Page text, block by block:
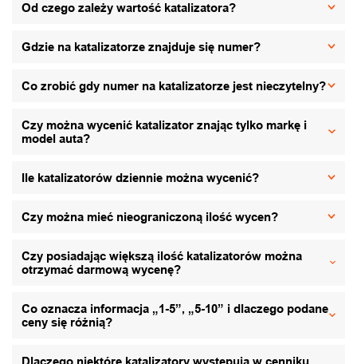
Od czego zależy wartość katalizatora?
Gdzie na katalizatorze znajduje się numer?
Co zrobić gdy numer na katalizatorze jest nieczytelny?
Czy można wycenić katalizator znając tylko markę i
model auta?
Ile katalizatorów dziennie można wycenić?
Czy można mieć nieograniczoną ilość wycen?
Czy posiadając większą ilość katalizatorów można
otrzymać darmową wycenę?
Co oznacza informacja „1-5”, „5-10” i dlaczego podane
ceny się różnią?
Dlaczego niektóre katalizatory występują w cenniku